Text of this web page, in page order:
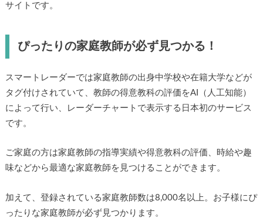
サイトです。
ぴったりの家庭教師が必ず見つかる！
スマートレーダーでは家庭教師の出身中学校や在籍大学などが
タグ付けされていて、教師の得意教科の評価をAI（人工知能）
によって行い、レーダーチャートで表示する日本初のサービス
です。
ご家庭の方は家庭教師の指導実績や得意教科の評価、時給や趣
味などから最適な家庭教師を見つけることができます。
加えて、登録されている家庭教師数は8,000名以上。お子様にぴ
ったりな家庭教師が必ず見つかります。